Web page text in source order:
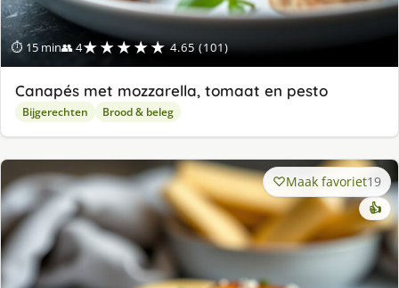
⏱ 15 min👥 4★★★★★ 4.65 (101)
Canapés met mozzarella, tomaat en pesto
Bijgerechten Brood & beleg
Maak favoriet19
👍